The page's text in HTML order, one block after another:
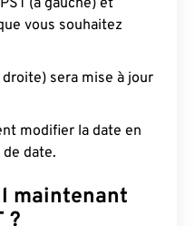
(à gauche) et
vous souhaitez
droite) sera mise à jour
modifier la date en
date.
maintenant